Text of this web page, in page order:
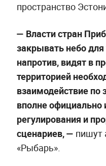
пространство
— Власти стран
закрывать небо
напротив, видят в
территорией
взаимодействие по
вполне официально
регулирования и
сценариев, — пишут
«Рыбарь».